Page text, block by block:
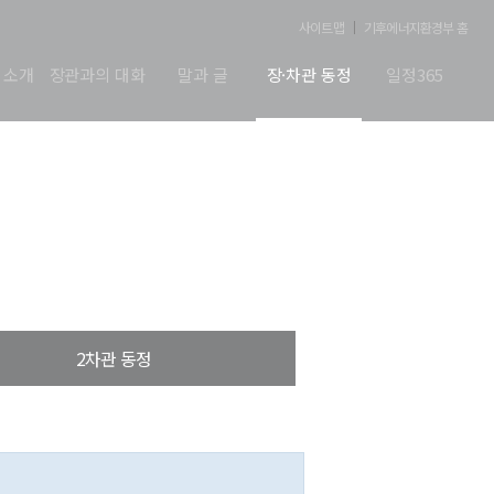
사이트맵 기후에너지환경부 홈
개 장관과의 대화 말과 글 장·차관 동정 일정365
2차관 동정